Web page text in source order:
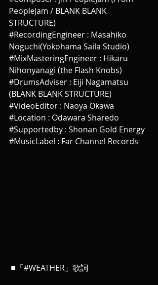
PeopleJam / BLANK BLANK
STRUCTURE)
#RecordingEngineer : Masahiko
Noguchi(Yokohama Saila Studio)
#MixMasteringEngineer : Hikaru
Nihonyanagi (the Flash Knobs)
#DrumsAdviser : Eiji Nagamatsu
(BLANK BLANK STRUCTURE)
#VideoEditor : Naoya Okawa
#Location : Odawara Sharedo
#Supportedby : Shonan Gold Energy
#MusicLabel : Far Channel Records
■「#WEATHER」歌詞